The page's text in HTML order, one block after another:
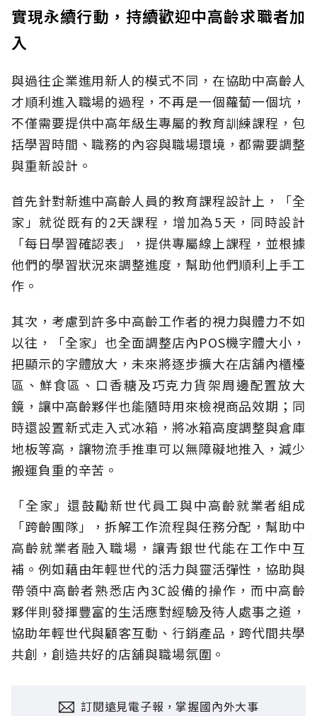
實現永續行動，持續歡迎中高齡求職者加
入
與過往企業進用新人的模式不同，在協助中高齡人
才順利進入職場的過程，不再是一個蘿蔔一個坑，
不僅需要提供中高年級生專屬的教育訓練課程，包
括學習時間、職務的內容與職場環境，都需要調整
與重新設計。
首先針對新進中高齡人員的教育課程設計上，「全
家」就從既有的2天課程，增加為5天，同時設計
「每日學習確認表」，提供專屬線上課程，並根據
他們的學習狀況來調整進度，幫助他們順利上手工
作。
其次，考慮到許多中高齡工作者的視力與體力不如
以往，「全家」也全面調整店內POS機字體大小，
把顯示的字體放大，未來將逐步擴大在店舖內櫃檯
區、鮮食區、口香糖及巧克力貨架周邊配置放大
鏡，讓中高齡夥伴也能隨時用來檢視商品效期；同
時還設置新式走入式冰箱，將冰箱高度調整與倉庫
地板等高，讓物流手推車可以無障礙地推入，減少
搬運負重的辛苦。
「全家」還鼓勵新世代員工與中高齡就業者組成
「跨齡團隊」，拆解工作流程與任務分配，幫助中
高齡就業者融入職場，讓青銀世代能在工作中互
補。例如藉由年輕世代的活力與靈活彈性，協助與
帶領中高齡者熟悉店內3C設備的操作，而中高齡
夥伴則發揮豐富的生活應對經驗及待人處事之道，
協助年輕世代與顧客互動、行銷產品，跨代間共學
共創，創造共好的店舖與職場氛圍。
訂閱遠見電子報，掌握國內外大事